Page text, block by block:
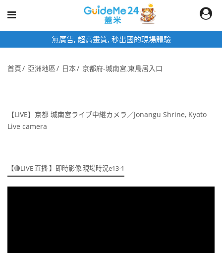
無廣告, 超高畫質, 秒出國的現場體驗
首頁 亞洲地區 日本 京都府-城南宮,東鳥居入口
【LIVE】京都 城南宮ライブ中継カメラ／Jonangu Shrine, Kyoto
Live camera
【🔴LIVE 直播 】即時影像,現場時況e13-1